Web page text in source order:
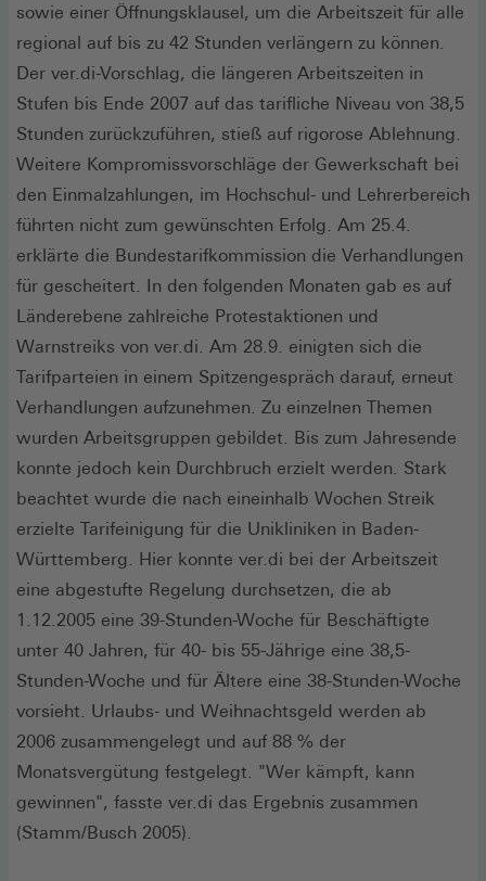
sowie einer Öffnungsklausel, um die Arbeitszeit für alle
regional auf bis zu 42 Stunden verlängern zu können.
Der ver.di-Vorschlag, die längeren Arbeitszeiten in
Stufen bis Ende 2007 auf das tarifliche Niveau von 38,5
Stunden zurückzuführen, stieß auf rigorose Ablehnung.
Weitere Kompromissvorschläge der Gewerkschaft bei
den Einmalzahlungen, im Hochschul- und Lehrerbereich
führten nicht zum gewünschten Erfolg. Am 25.4.
erklärte die Bundestarifkommission die Verhandlungen
für gescheitert. In den folgenden Monaten gab es auf
Länderebene zahlreiche Protestaktionen und
Warnstreiks von ver.di. Am 28.9. einigten sich die
Tarifparteien in einem Spitzengespräch darauf, erneut
Verhandlungen aufzunehmen. Zu einzelnen Themen
wurden Arbeitsgruppen gebildet. Bis zum Jahresende
konnte jedoch kein Durchbruch erzielt werden. Stark
beachtet wurde die nach eineinhalb Wochen Streik
erzielte Tarifeinigung für die Unikliniken in Baden-
Württemberg. Hier konnte ver.di bei der Arbeitszeit
eine abgestufte Regelung durchsetzen, die ab
1.12.2005 eine 39-Stunden-Woche für Beschäftigte
unter 40 Jahren, für 40- bis 55-Jährige eine 38,5-
Stunden-Woche und für Ältere eine 38-Stunden-Woche
vorsieht. Urlaubs- und Weihnachtsgeld werden ab
2006 zusammengelegt und auf 88 % der
Monatsvergütung festgelegt. "Wer kämpft, kann
gewinnen", fasste ver.di das Ergebnis zusammen
(Stamm/Busch 2005).